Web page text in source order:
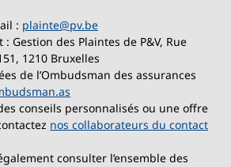
: plainte@pv.be
: Gestion des Plaintes de P&V, Rue
1210 Bruxelles
de l’Ombudsman des assurances
conseils personnalisés ou une offre
nos collaborateurs du contact
consulter l’ensemble des